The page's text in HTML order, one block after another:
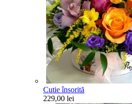
Cutie însorită
229,00 lei